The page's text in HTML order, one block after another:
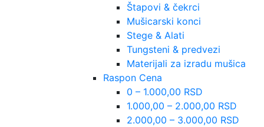
Štapovi & čekrci
Mušicarski konci
Stege & Alati
Tungsteni & predvezi
Materijali za izradu mušica
Raspon Cena
0 – 1.000,00 RSD
1.000,00 – 2.000,00 RSD
2.000,00 – 3.000,00 RSD